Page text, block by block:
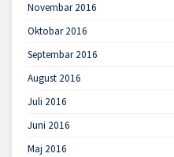
Novembar 2016
Oktobar 2016
Septembar 2016
August 2016
Juli 2016
Juni 2016
Maj 2016